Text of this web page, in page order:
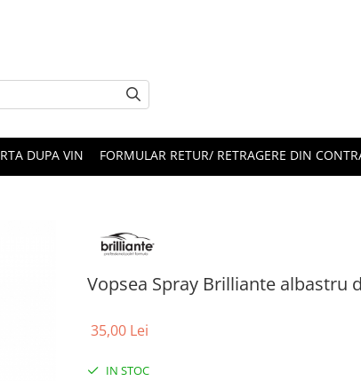
DUPA VIN FORMULAR RETUR/ RETRAGERE DIN
Vopsea Spray Brilliante albastru
35,00 Lei
IN STOC